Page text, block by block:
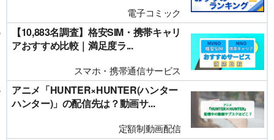
電子コミック
【10,883名調査】格安SIM・携帯キャリ
アおすすめ比較｜満足度ラ...
スマホ・携帯通信サービス
アニメ「HUNTER×HUNTER(ハンター
ハンター)」の配信先は？動画サ...
定額制動画配信